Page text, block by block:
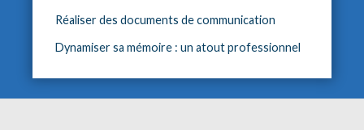
Réaliser des documents de communication
Dynamiser sa mémoire : un atout professionnel